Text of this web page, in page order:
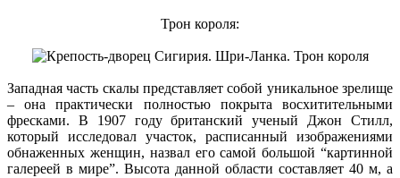
Трон короля:
Западная часть скалы представляет собой уникальное зрелище
– она практически полностью покрыта восхитительными
фресками. В 1907 году британский ученый Джон Стилл,
который исследовал участок, расписанный изображениями
обнаженных женщин, назвал его самой большой “картинной
галереей в мире”. Высота данной области составляет 40 м, а